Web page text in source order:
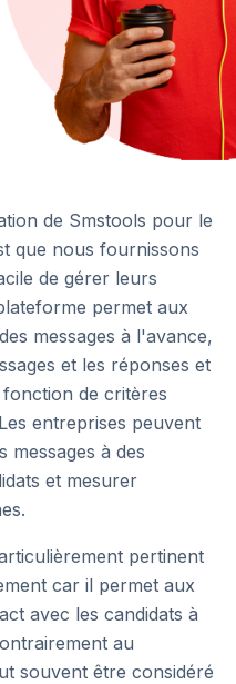
de Smstools pour le
que nous fournissons
de gérer leurs
permet aux
messages à l'avance,
et les réponses et
de critères
entreprises peuvent
messages à des
et mesurer
pertinent
car il permet aux
avec les candidats à
au
souvent être considéré